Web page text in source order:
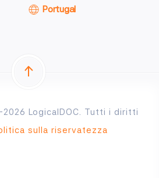
Portugal
LogicalDOC. Tutti i diritti
sulla riservatezza